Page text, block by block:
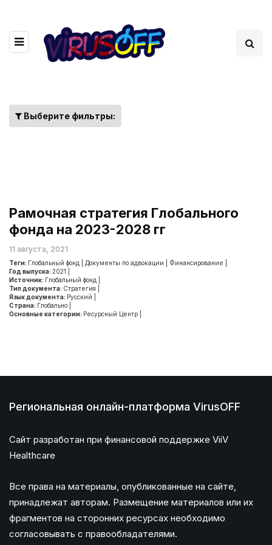
Выберите фильтры:
Рамочная стратегия Глобального
фонда на 2023-2028 гг
11 августа, 2021
Теги: Глобальный фонд Документы по адвокации Финансирование
Год выпуска: 2021
Источник: Глобальный фонд
Тип документа: Стратегия
Язык документа: Русский
Страна: Глобально
Основные категории: Ресурсный Центр
Региональная онлайн-платформа VirusOFF
Сайт разработан при финансовой поддержке ViiV
Healthcare
Все права на материалы, опубликованные на сайте,
принадлежат авторам. Размещение материалов или их
фрагментов на сторонних ресурсах необходимо
согласовывать с правообладателями.